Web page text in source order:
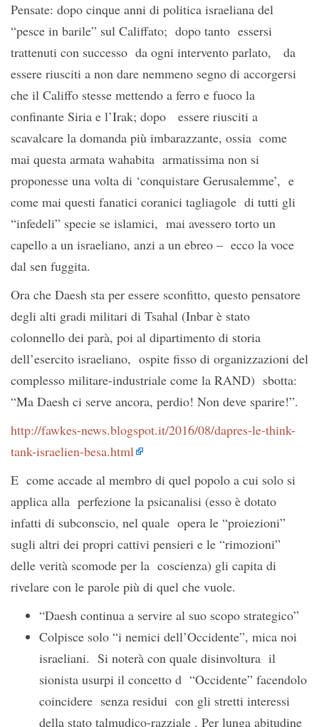
Pensate: dopo cinque anni di politica israeliana del
“pesce in barile” sul Califfato; dopo tanto essersi
trattenuti con successo da ogni intervento parlato, da
essere riusciti a non dare nemmeno segno di accorgersi
che il Califfo stesse mettendo a ferro e fuoco la
confinante Siria e l’Irak; dopo essere riusciti a
scavalcare la domanda più imbarazzante, ossia come
mai questa armata wahabita armatissima non si
proponesse una volta di ‘conquistare Gerusalemme’, e
come mai questi fanatici coranici tagliagole di tutti gli
“infedeli” specie se islamici, mai avessero torto un
capello a un israeliano, anzi a un ebreo – ecco la voce
dal sen fuggita.
Ora che Daesh sta per essere sconfitto, questo pensatore
degli alti gradi militari di Tsahal (Inbar è stato
colonnello dei parà, poi al dipartimento di storia
dell’esercito israeliano, ospite fisso di organizzazioni del
complesso militare-industriale come la RAND) sbotta:
“Ma Daesh ci serve ancora, perdio! Non deve sparire!”.
http://fawkes-news.blogspot.it/2016/08/dapres-le-think-
tank-israelien-besa.html
E come accade al membro di quel popolo a cui solo si
applica alla perfezione la psicanalisi (esso è dotato
infatti di subconscio, nel quale opera le “proiezioni”
sugli altri dei propri cattivi pensieri e le “rimozioni”
delle verità scomode per la coscienza) gli capita di
rivelare con le parole più di quel che vuole.
“Daesh continua a servire al suo scopo strategico”
Colpisce solo “i nemici dell’Occidente”, mica noi
israeliani. Si noterà con quale disinvoltura il
sionista usurpi il concetto d “Occidente” facendolo
coincidere senza residui con gli stretti interessi
della stato talmudico-razziale . Per lunga abitudine